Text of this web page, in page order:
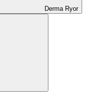
Derma Ryor